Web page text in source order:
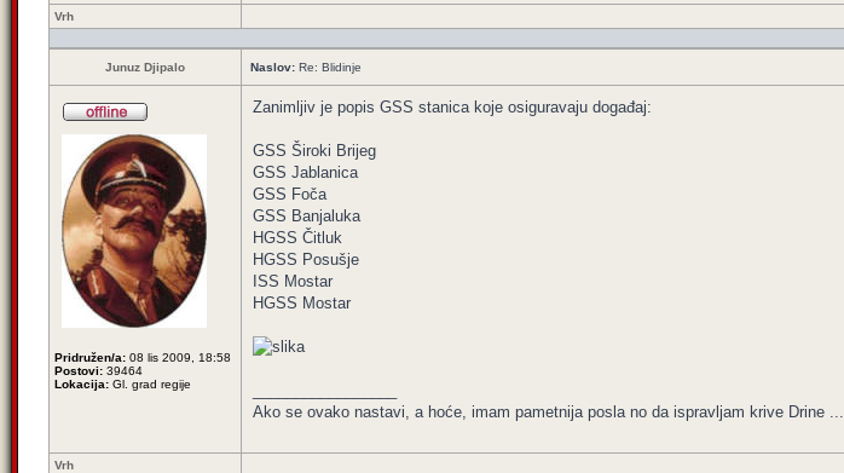
Vrh
Junuz Djipalo Naslov: Re: Blidinje
Pridružen/a: 08 lis 2009, 18:58
Postovi: 39464
Lokacija: Gl. grad regije
Zanimljiv je popis GSS stanica koje osiguravaju događaj:
GSS Široki Brijeg
GSS Jablanica
GSS Foča
GSS Banjaluka
HGSS Čitluk
HGSS Posušje
ISS Mostar
HGSS Mostar
Ako se ovako nastavi, a hoće, imam pametnija posla no da ispravljam krive Drine ...
Vrh